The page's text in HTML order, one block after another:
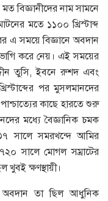
বিজ্ঞানীদের নাম সামনে
মতে ১১০০ খ্রিস্টাব্দ
এ সময়ে বিজ্ঞানে অবদান
করে নেয়। এই সময়ের
তুসি, ইবনে রুশদ এবং
পর মুসলমানদের
কাছে হারতে শুরু
মধ্যে বৈজ্ঞানিক চমক
সালে সমরখন্দে আমির
সালে মোগল সম্রাটের
ক্ষণস্থায়ী।
অবদান তা ছিল আধুনিক